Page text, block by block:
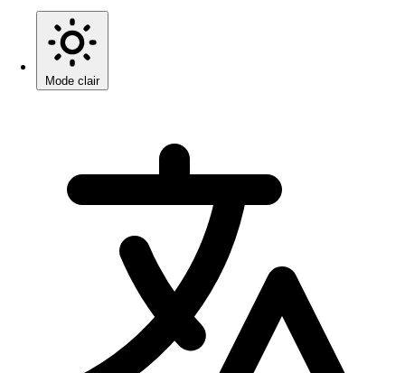
Mode clair